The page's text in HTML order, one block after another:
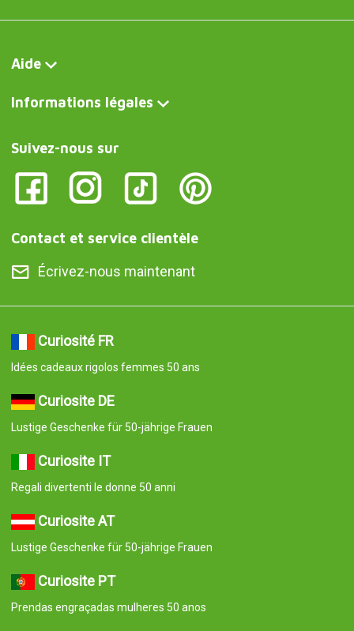
Aide
Informations légales
Suivez-nous sur
Contact et service clientèle
Écrivez-nous maintenant
Curiosité FR
Idées cadeaux rigolos femmes 50 ans
Curiosite DE
Lustige Geschenke für 50-jährige Frauen
Curiosite IT
Regali divertenti le donne 50 anni
Curiosite AT
Lustige Geschenke für 50-jährige Frauen
Curiosite PT
Prendas engraçadas mulheres 50 anos